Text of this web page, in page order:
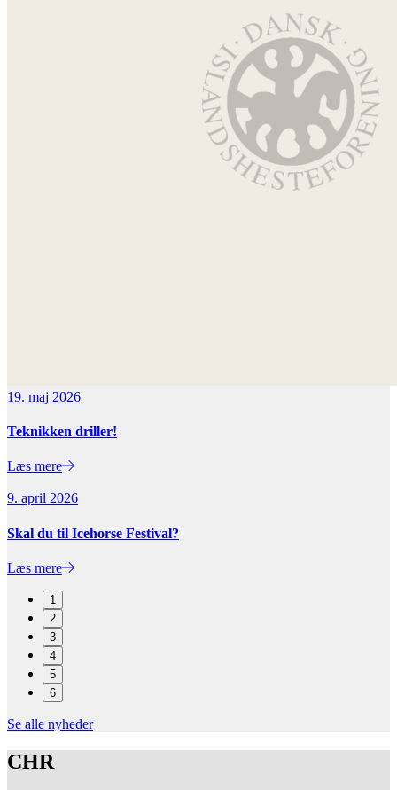
19. maj 2026
Teknikken driller!
Læs mere
9. april 2026
Skal du til Icehorse Festival?
Læs mere
1
2
3
4
5
6
Se alle nyheder
CHR